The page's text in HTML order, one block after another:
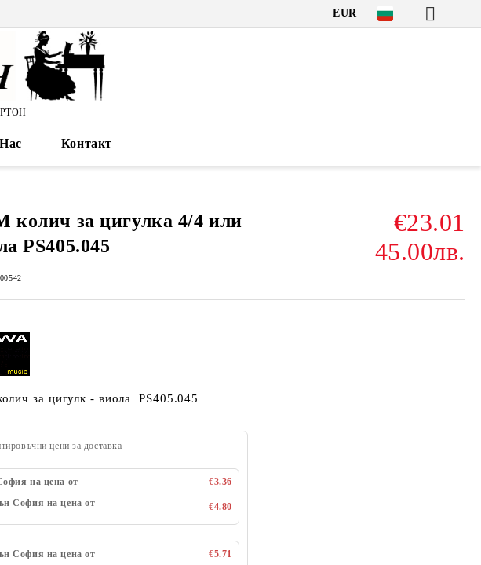
EUR
Контакт
колич за цигулка 4/4 или
PS405.045
€23.01
45.00лв.
за цигулк - виола PS405.045
цени за доставка
на цена от
€3.36
София на цена от
€4.80
София на цена от
€5.71